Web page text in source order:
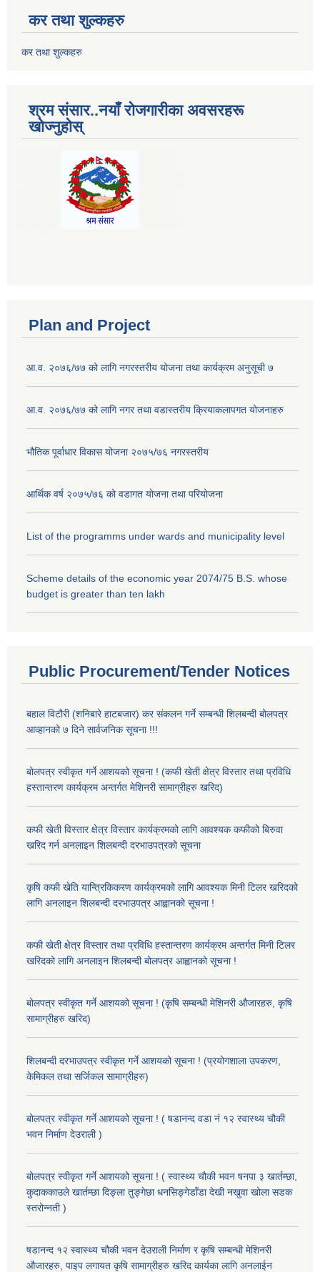
कर तथा शुल्कहरु
कर तथा शुल्कहरु
श्रम संसार..नयाँ रोजगारीका अवसरहरू
खोज्नुहोस्
Plan and Project
आ.व. २०७६/७७ को लागि नगरस्तरीय योजना तथा कार्यक्रम अनुसूची ७
आ.व. २०७६/७७ को लागि नगर तथा वडास्तरीय क्रियाकलापगत योजनाहरु
भौतिक पूर्वाधार विकास योजना २०७५/७६ नगरस्तरीय
आर्थिक वर्ष २०७५/७६ को वडागत योजना तथा परियोजना
List of the programms under wards and municipality level
Scheme details of the economic year 2074/75 B.S. whose
budget is greater than ten lakh
Public Procurement/Tender Notices
बहाल विटौरी (शनिबारे हाटबजार) कर संकलन गर्ने सम्बन्धी शिलबन्दी बोलपत्र
आव्हानको ७ दिने सार्वजनिक सूचना !!!
बोलपत्र स्वीकृत गर्ने आशयको सूचना ! (कफी खेती क्षेत्र विस्तार तथा प्रविधि
हस्तान्तरण कार्यक्रम अन्तर्गत मेशिनरी सामाग्रीहरु खरिद)
कफी खेती विस्तार क्षेत्र विस्तार कार्यक्रमको लागि आवश्यक कफीको बिरुवा
खरिद गर्न अनलाइन शिलबन्दी दरभाउपत्रको सूचना
कृषि कफी खेति यान्त्रिकिकरण कार्यक्रमको लागि आवश्यक मिनी टिलर खरिदको
लागि अनलाइन शिलबन्दी दरभाउपत्र आह्वानको सूचना !
कफी खेती क्षेत्र विस्तार तथा प्रविधि हस्तान्तरण कार्यक्रम अन्तर्गत मिनी टिलर
खरिदको लागि अनलाइन शिलबन्दी बोलपत्र आह्वानको सूचना !
बोलपत्र स्वीकृत गर्ने आशयको सूचना ! (कृषि सम्बन्धी मेशिनरी औजारहरु, कृषि
सामाग्रीहरु खरिद)
शिलबन्दी दरभाउपत्र स्वीकृत गर्ने आशयको सूचना ! (प्रयोगशाला उपकरण,
केमिकल तथा सर्जिकल सामाग्रीहरु)
बोलपत्र स्वीकृत गर्ने आशयको सूचना ! ( षडानन्द वडा नं १२ स्वास्थ्य चौकी
भवन निर्माण देउराली )
बोलपत्र स्वीकृत गर्ने आशयको सूचना ! ( स्वास्थ्य चौकी भवन षनपा ३ खार्तम्छा,
कुदाककाउले खार्तम्छा दिङ्ला तुङ्गेछा धनसिङ्गेडाँडा देखी नखुवा खोला सडक
स्तरोन्नती )
षडानन्द १२ स्वास्थ्य चौकी भवन देउराली निर्माण र कृषि सम्बन्धी मेशिनरी
औजारहरु, पाइप लगायत कृषि सामाग्रीहरु खरिद कार्यका लागि अनलाईन